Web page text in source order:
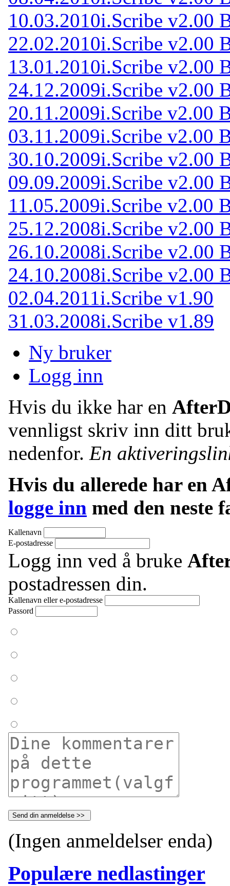
10.03.2010i.Scribe v2.00
22.02.2010i.Scribe v2.00
13.01.2010i.Scribe v2.00
24.12.2009i.Scribe v2.00
20.11.2009i.Scribe v2.00
03.11.2009i.Scribe v2.00
30.10.2009i.Scribe v2.00
09.09.2009i.Scribe v2.00
11.05.2009i.Scribe v2.00
25.12.2008i.Scribe v2.00
26.10.2008i.Scribe v2.00
24.10.2008i.Scribe v2.00
02.04.2011 i.Scribe v1.90
31.03.2008i.Scribe v1.89
Ny bruker
Logg inn
Hvis du ikke har en
vennligst skriv inn ditt
nedenfor. En
Hvis du allerede har en
logge inn med den neste
Kallenavn
E-postadresse
Logg inn ved å bruke
postadressen din.
Kallenavn eller e-postadresse
Passord
(Ingen anmeldelser enda)
Populære nedlastinger